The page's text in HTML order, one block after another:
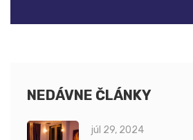
NEDÁVNE ČLÁNKY
júl 29, 2024